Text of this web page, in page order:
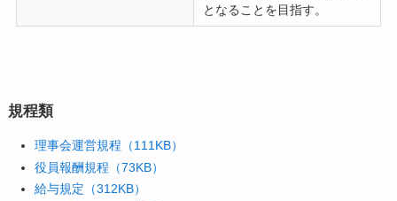
となることを目指す。
規程類
理事会運営規程（111KB）
役員報酬規程（73KB）
給与規定（312KB）